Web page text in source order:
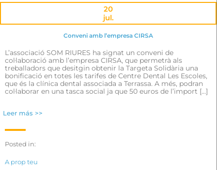
20
jul.
Conveni amb l’empresa CIRSA
L’associació SOM RIURES ha signat un conveni de
col·laboració amb l’empresa CIRSA, que permetrà als
treballadors que desitgin obtenir la Targeta Solidària una
bonificació en totes les tarifes de Centre Dental Les Escoles,
que és la clínica dental associada a Terrassa. A més, podran
col·laborar en una tasca social ja que 50 euros de l’import […]
Leer más >>
Posted in:
A prop teu